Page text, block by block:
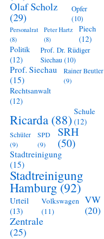
Olaf Scholz
(29)
Opfer
(10)
Personalrat
(8)
Peter Hartz
(8)
Piech
(12)
Politik
(12)
Prof. Dr. Rüdiger
Siechau (10)
Prof. Siechau
(15)
Rainer Beutler
(9)
Rechtsanwalt
(12)
Ricarda (88) Schule
(12)
Schüler
(9)
SPD
(9)
SRH
(50)
Stadtreinigung
(15)
Stadtreinigung
Hamburg(92)
Urteil
(13)
Volkswagen
(11)
VW
(20)
Zentrale
(25)